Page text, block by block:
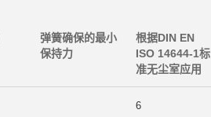
弹簧确保的最小
保持力
根据DIN EN
ISO 14644-1标
准无尘室应用
6